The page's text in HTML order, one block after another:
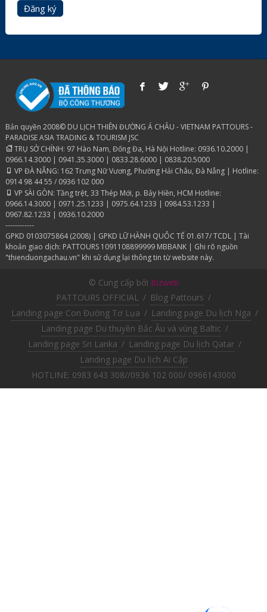
Đăng ký
Bản quyền 2008© DU LỊCH THIÊN ĐƯỜNG Á CHÂU - VIETNAM PATTOURS -
PARADISE ASIA TRADING & TOURISM JSC
TRỤ SỞ CHÍNH: 97 Hào Nam, Đống Đa, Hà Nội Hotline: 0936.10.2000 |
0966.14.3000 | 0941.35.3000 | 0833.28.6000 | 0838.20.5000
VP ĐÀ NẴNG: 162 Trưng Nữ Vương, Phường Hải Châu, Đà Nẵng | Hotline:
0914 98 44 55 / 0936 102 000
VP SÀI GÒN: Tầng trệt, 33 Thép Mới, p. Bảy Hiền, HCM Hotline:
0966.14.3000 | 0971.25.1233 | 0975.64.1233 | 0984.53.1233 |
0967.82.1233 | 0936.10.2000
------------
GPKD 0103075864 (2008) | GPKD LỮ HÀNH QUÔC TẾ 01.617/ TCDL | Tài
khoản giao dịch: PATTOURS 1091108899999 MBBANK | Ghi rõ nguồn
"thienduongachau.vn" khi sử dụng lại thông tin từ website này.
© Cung cấp bởi Bizweb
PATTOURS OFFICIAL / Blog Pattours /
Landing page Con Đường Tơ Lụa / Landing page Du lịch Nga /
Landing page Du thuyền Bắc Âu và vùng Baltic /
Landing page Sri Lanka / Landing page Du lịch Qatar /
Landing page Du lịch Ai Cập
HOTLINE: 0983 643 308//0936 102 000/ 0966143000